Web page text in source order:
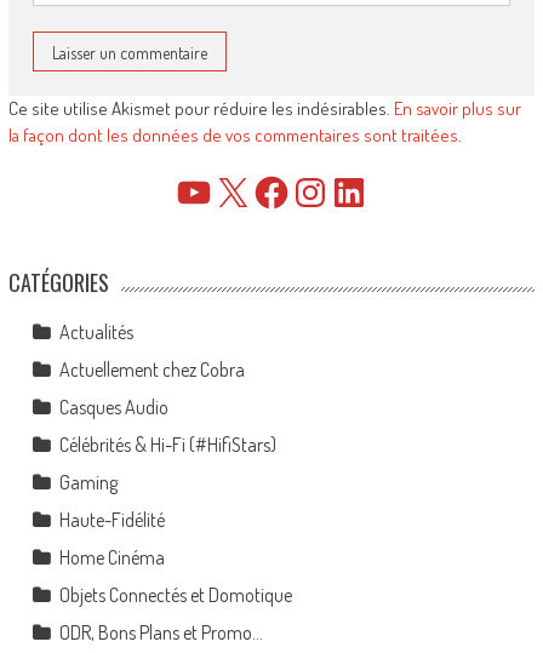
Ce site utilise Akismet pour réduire les indésirables. En savoir plus sur
la façon dont les données de vos commentaires sont traitées.
YouTube FacebookInstagramLinkedIn
CATÉGORIES
Actualités
Actuellement chez Cobra
Casques Audio
Célébrités & Hi-Fi (#HifiStars)
Gaming
Haute-Fidélité
Home Cinéma
Objets Connectés et Domotique
ODR, Bons Plans et Promo…